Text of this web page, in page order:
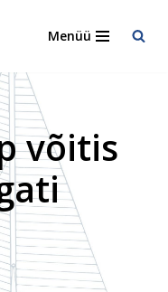
Menüü
võitis